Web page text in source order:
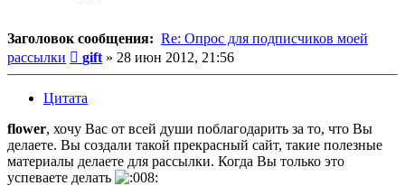
Заголовок сообщения: Re: Опрос для подписчиков моей
рассылки
Сообщение
gift » 28 июн 2012, 21:56
Цитата
flower, хочу Вас от всей души поблагодарить за то, что Вы
делаете. Вы создали такой прекрасный сайт, такие полезные
материалы делаете для рассылки. Когда Вы только это
успеваете делать